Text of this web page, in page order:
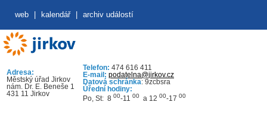
web kalendář archiv událostí
Adresa:
Městský úřad Jirkov
nám. Dr. E. Beneše 1
431 11 Jirkov
Telefon: 474 616 411
E-mail: podatelna@jirkov.cz
Datová schránka: 9zcbsra
Úřední hodiny:
Po, St: 8 00-11 00 a 12 00-17 00